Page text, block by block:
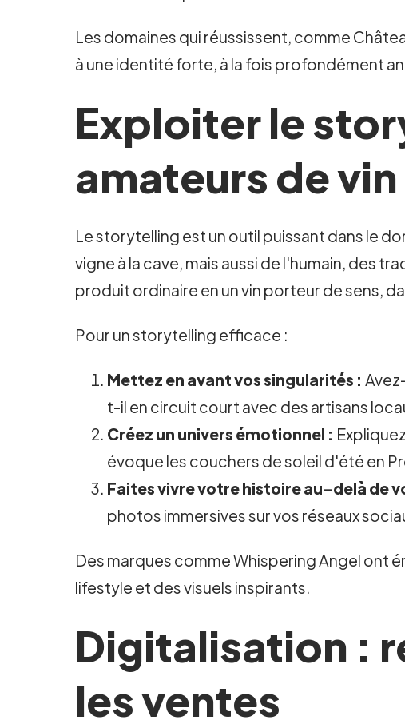
Les domaines qui réussissent, comme
à une identité forte, à la fois profondément
Exploiter le
amateurs de vin
Le storytelling est un outil puissant dans le
vigne à la cave, mais aussi de l'humain, des
produit ordinaire en un vin porteur de sens,
Pour un storytelling efficace :
Mettez en avant vos singularités :
t-il en circuit court avec des artisans
Créez un univers émotionnel :
évoque les couchers de soleil d'été en
Faites vivre votre histoire au-delà de
photos immersives sur vos réseaux
Des marques comme Whispering Angel ont
lifestyle et des visuels inspirants.
Digitalisation :
les ventes